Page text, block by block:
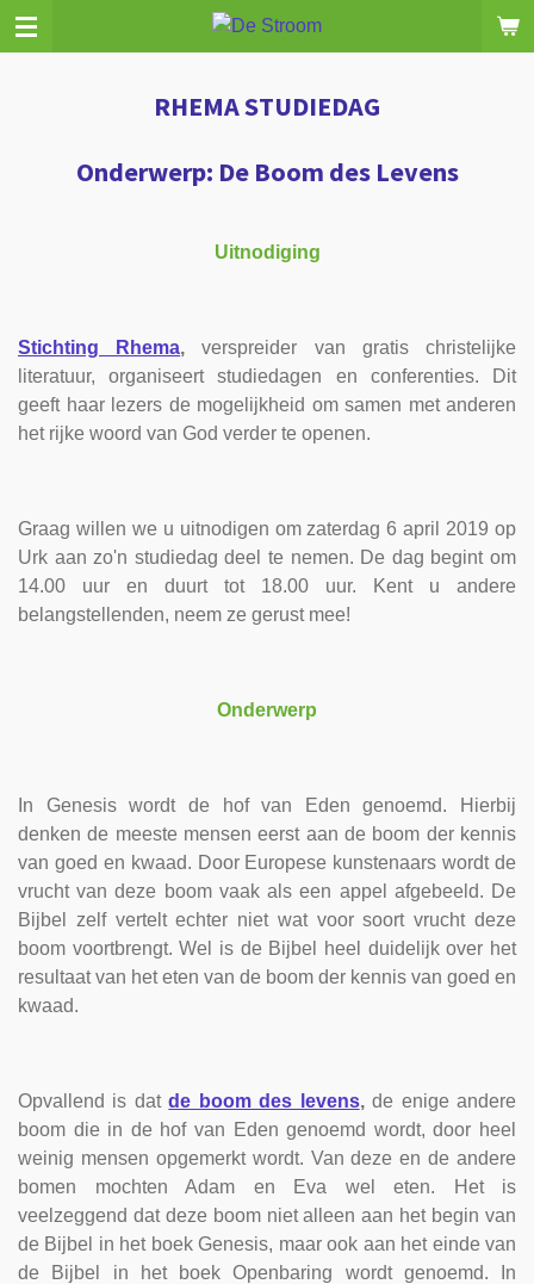
Ga
direct
RHEMA STUDIEDAG
Onderwerp: De Boom des Levens
Uitnodiging
Stichting Rhema,verspreider van gratis christelijke
literatuur, organiseert studiedagen en conferenties. Dit
geeft haar lezers de mogelijkheid om samen met anderen
het rijke woord van God verder te openen.
Graag willen we u uitnodigen om zaterdag 6 april 2019 op
Urk aan zo'n studiedag deel te nemen. De dag begint om
14.00 uur en duurt tot 18.00 uur. Kent u andere
belangstellenden, neem ze gerust mee!
Onderwerp
In Genesis wordt de hof van Eden genoemd. Hierbij
denken de meeste mensen eerst aan de boom der kennis
van goed en kwaad. Door Europese kunstenaars wordt de
vrucht van deze boom vaak als een appel afgebeeld. De
Bijbel zelf vertelt echter niet wat voor soort vrucht deze
boom voortbrengt. Wel is de Bijbel heel duidelijk over het
resultaat van het eten van de boom der kennis van goed en
kwaad.
Opvallend is dat de boom des levens,de enige andere
boom die in de hof van Eden genoemd wordt, door heel
weinig mensen opgemerkt wordt. Van deze en de andere
bomen mochten Adam en Eva wel eten. Het is
veelzeggend dat deze boom niet alleen aan het begin van
de Bijbel in het boek Genesis, maar ook aan het einde van
de Bijbel in het boek Openbaring wordt genoemd. In